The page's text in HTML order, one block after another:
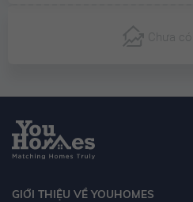
Chưa có
GIỚI THIỆU VỀ YOUHOMES